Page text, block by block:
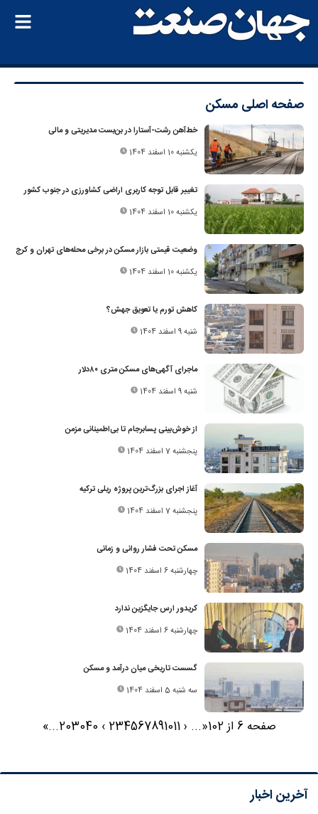
صفحه اصلی مسکن
خط‌آهن رشت-آستارا در بن‌بست مدیریتی و مالی
یکشنبه 10 اسفند 1404
تغییر قابل توجه کاربری اراضی کشاورزی در جنوب کشور
یکشنبه 10 اسفند 1404
وضعیت قیمتی بازار مسکن در برخی محله‌های تهران و کرج
یکشنبه 10 اسفند 1404
کاهش تورم یا تعویق جهش؟
شنبه 9 اسفند 1404
ماجرای آگهی‌های مسکن متری ۸۰‌دلار
شنبه 9 اسفند 1404
از خوش‌بینی پسابرجام تا بی‌اطمینانی مزمن
پنجشنبه 7 اسفند 1404
آغاز اجرای بزرگ‌ترین پروژه ریلی ترکیه
پنجشنبه 7 اسفند 1404
مسکن تحت فشار روانی و زمانی
چهارشنبه 6 اسفند 1404
کریدور ارس جایگزین ندارد
چهارشنبه 6 اسفند 1404
گسست تاریخی میان درآمد و مسکن
سه شنبه 5 اسفند 1404
صفحه 6 از 102 «
...
‹
234567891011
›
203040
...
»
آخرین اخبار